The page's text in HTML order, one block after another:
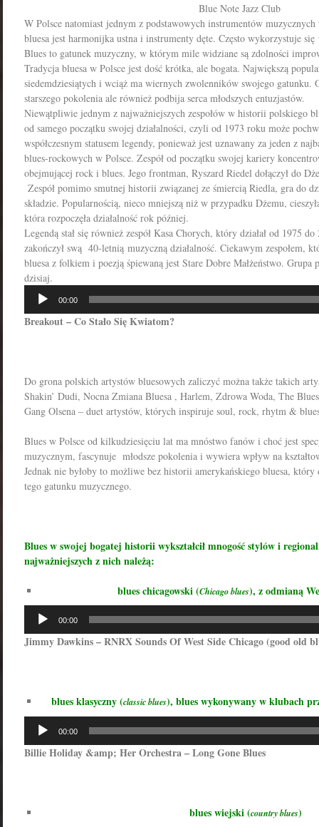
Blue Note Jazz Club
W Polsce natomiast jednym z podstawowych instrumentów
bluesa jest harmonijka ustna i instrumenty dęte. Często wykorzystuje
Blues to gatunek muzyczny, w którym mile widziane są zdolności
Tradycja bluesa w Polsce jest dość krótka, ale bogata. Największą
siedemdziesiątych i wciąż ma wiernych zwolenników swojego gatunku.
starszego pokolenia ale również podbija serca młodszych entuzjastów.
Niewątpliwie jednym z najważniejszych zespołów w historii polskiego
od samego początku swojej działalności, czyli od 1973 roku może
współczesnym statusem legendy, ponieważ jest uznawany za jeden z
blues-rockowych w Polsce. Zespół od początku swojej kariery
obejmującej rock i blues. Jego frontman, Ryszard Riedel dołączył do
Zespół pomimo smutnej historii związanej ze śmiercią Riedla, gra do
składzie. Popularnością, nieco mniejszą niż w przypadku Dżemu,
która rozpoczęła działalność rok później.
Legendą stał się również zespół Kasa Chorych, który działał od 1975
zakończył swą 40-letnią muzyczną działalność. Ciekawym zespołem,
bluesa z folkiem i poezją śpiewaną jest Stare Dobre Małżeństwo. Grupa
dzisiaj.
Odtwarzacz
plików
dźwiękowych
00:00
Breakout – Co Stało Się Kwiatom?
Do grona polskich artystów bluesowych zaliczyć można także takich
Shakin’ Dudi, Nocna Zmiana Bluesa , Harlem, Zdrowa Woda, The
Gang Olsena – duet artystów, których inspiruje soul, rock, rhytm &
Blues w Polsce od kilkudziesięciu lat ma mnóstwo fanów i choć jest
muzycznym, fascynuje młodsze pokolenia i wywiera wpływ na
Jednak nie byłoby to możliwe bez historii amerykańskiego bluesa, który
tego gatunku muzycznego.
Blues w swojej bogatej historii wykształcił mnogość stylów i
najważniejszych z nich należą:
blues chicagowski (Chicago blues), z odmianą
Odtwarzacz
plików
dźwiękowych
00:00
Jimmy Dawkins – RNRX Sounds Of West Side Chicago (good old
blues klasyczny (classic blues), blues wykonywany w klubach
Odtwarzacz
plików
dźwiękowych
00:00
Billie Holiday &amp; Her Orchestra – Long Gone Blues
blues wiejski (country blues)